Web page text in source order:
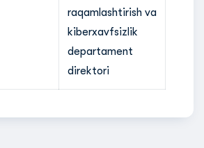
raqamlashtirish va
kiberxavfsizlik
departament
direktori